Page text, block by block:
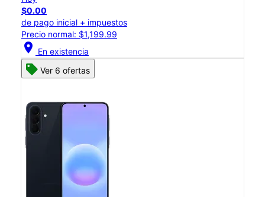
$0.00
de pago inicial + impuestos
Precio normal: $1,199.99
location_on En existencia
Ver 6 ofertas